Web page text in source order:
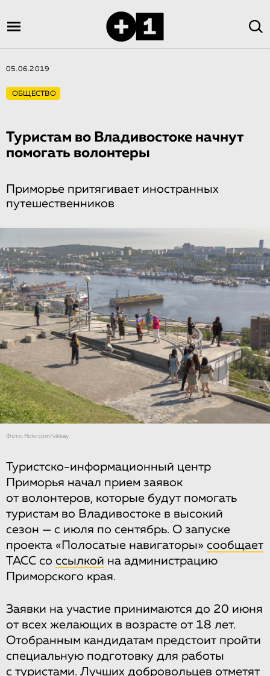
05.06.2019
ОБЩЕСТВО
Туристам во Владивостоке начнут
помогать волонтеры
Приморье притягивает иностранных
путешественников
Фото: flickr.com/vikkay
Туристско-информационный центр
Приморья начал прием заявок
от волонтеров, которые будут помогать
туристам во Владивостоке в высокий
сезон — с июля по сентябрь. О запуске
проекта «Полосатые навигаторы» сообщает
ТАСС со ссылкой на администрацию
Приморского края.
Заявки на участие принимаются до 20 июня
от всех желающих в возрасте от 18 лет.
Отобранным кандидатам предстоит пройти
специальную подготовку для работы
с туристами. Лучших добровольцев отметят